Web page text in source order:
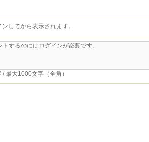
ンしてから表示されます。
/ 最大1000文字（全角）